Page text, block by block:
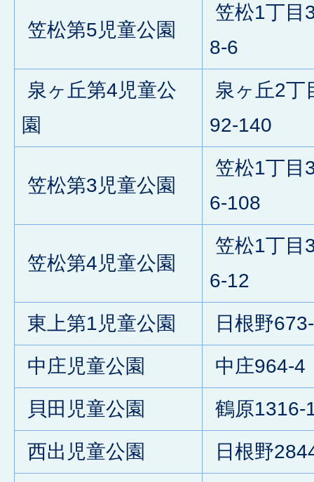
笠松第5児童公園
笠松1丁目
8-6
泉ヶ丘第4児童公
園
泉ヶ丘2丁
92-140
笠松第3児童公園
笠松1丁目
6-108
笠松第4児童公園
笠松1丁目
6-12
東上第1児童公園
日根野
中庄児童公園
中庄964-4
貝田児童公園
鶴原1316-
西出児童公園
日根野